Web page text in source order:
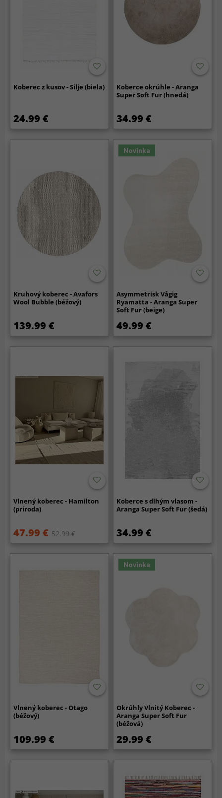
Koberec z kusov - Silje (biela)
24.99 €
Koberce okrúhle - Aranga
Super Soft Fur (hnedá)
34.99 €
Kruhový koberec - Avafors
Wool Bubble (béžový)
139.99 €
Novinka
Asymmetrisk Vågig
Ryamatta - Aranga Super
Soft Fur (beige)
49.99 €
Vlnený koberec - Hamilton
(príroda)
47.99 € 52.99 €
Koberce s dlhým vlasom -
Aranga Super Soft Fur (šedá)
34.99 €
Vlnený koberec - Otago
(béžový)
109.99 €
Novinka
Okrúhly Vlnitý Koberec -
Aranga Super Soft Fur
(béžová)
29.99 €